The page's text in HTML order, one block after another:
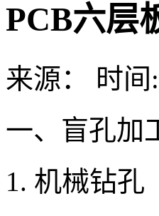
PCB六层
来源：
时间
一、盲孔加
1. 机械钻孔